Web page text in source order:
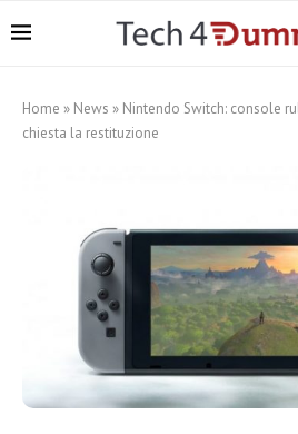
Home » News » Nintendo Switch: console
chiesta la restituzione